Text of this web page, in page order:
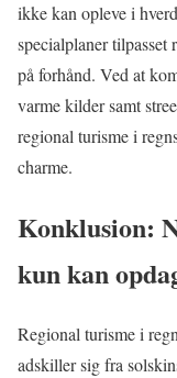
ikke kan opleve i
specialplaner tilpasset
på forhånd. Ved at
varme kilder samt
regional turisme i
charme.
Konklusion:
kun kan
Regional turisme i
adskiller sig fra